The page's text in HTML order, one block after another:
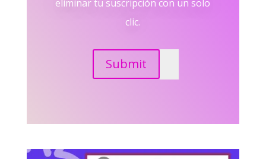
eliminar tu suscripción con un solo
clic.
Submit